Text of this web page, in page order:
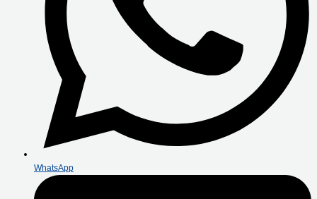
WhatsApp